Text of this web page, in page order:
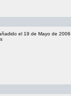
el 19 de Mayo de 2006